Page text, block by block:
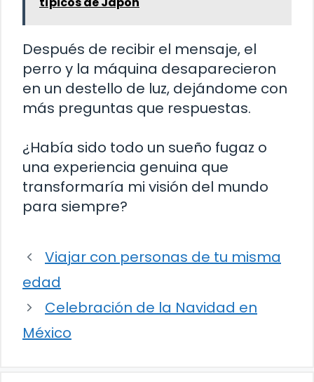
Después de recibir el mensaje, el
perro y la máquina desaparecieron
en un destello de luz, dejándome con
más preguntas que respuestas.
¿Había sido todo un sueño fugaz o
una experiencia genuina que
transformaría mi visión del mundo
para siempre?
Viajar con personas de tu misma
edad
Celebración de la Navidad en
México